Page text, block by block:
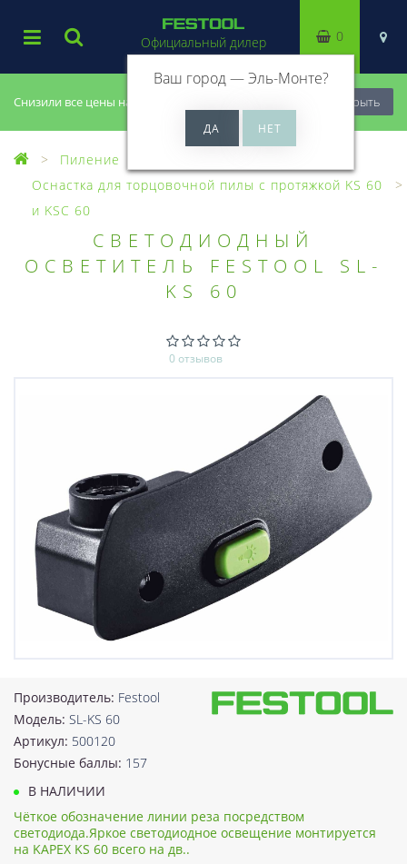
Снизили все цены на 20%, успей купить! Закрыть
Официальный дилер
Ваш город —Эль-Монте?
0
Пиление
Оснастка для торцовочной пилы с протяжкой KS 60
и KSC 60
СВЕТОДИОДНЫЙ
ОСВЕТИТЕЛЬ FESTOOL SL-
KS 60
0 отзывов
Производитель: Festool
Модель: SL-KS 60
Артикул: 500120
Бонусные баллы: 157
В НАЛИЧИИ
Чёткое обозначение линии реза посредством
светодиода.Яркое светодиодное освещение монтируется
на KAPEX KS 60 всего на дв..